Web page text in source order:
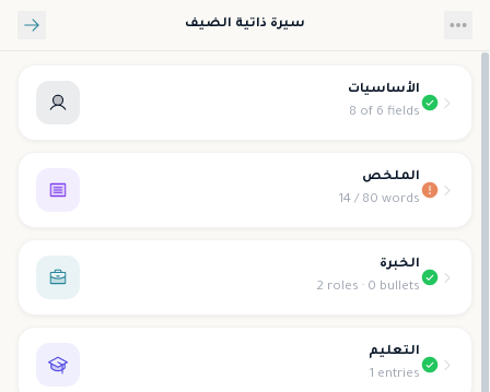
تخطي إلى المحتوى الرئيسيسيرة ذاتية الضيف
الأساسيات
8 of 6 fields
الملخص
14 / 80 words
الخبرة
2 roles · 0 bullets
التعليم
1 entries